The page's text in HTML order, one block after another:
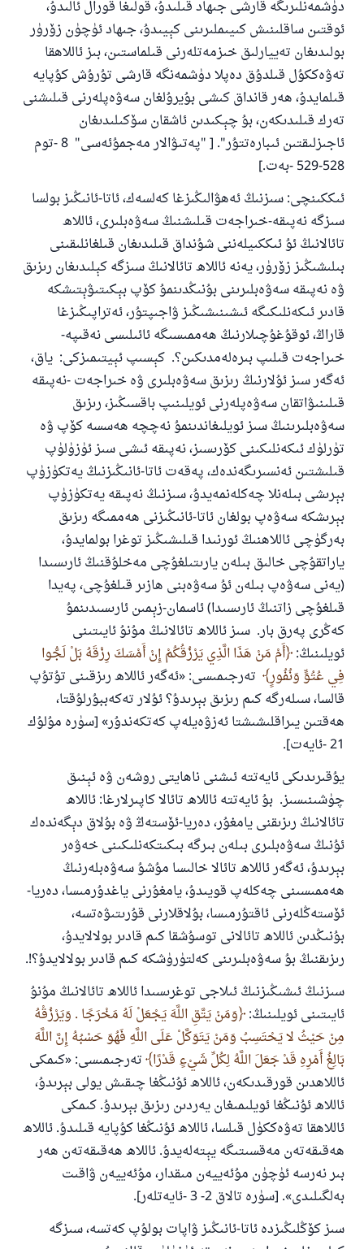
دۈشمەنلىرىگە قارشى جىھاد قىلىدۇ، قولىغا قورال ئالىدۇ،
ئوقتىن ساقلىنىش كىيىملىرىنى كېيىدۇ، جىھاد ئۈچۈن زۆرۈر
بولىدىغان تەييارلىق خىزمەتلەرنى قىلماستىن، بىز ئاللاھقا
تەۋەككۇل قىلدۇق دەپلا دۈشمەنگە قارشى تۇرۇش كۇپايە
قىلمايدۇ، ھەر قانداق كىشى بۇيرۇلغان سەۋەپلەرنى قىلىشنى
تەرك قىلىدىكەن، بۇ چېكىدىن ئاشقان سۆكىلىدىغان
ئاجىزلىقتىن ئىبارەتتۇر". [ "پەتىۋالار مەجمۇئەسى" 8 -توم
528-529 -بەت.]
ئىككىنچى: سىزنىڭ ئەھۋالىڭىزغا كەلسەك، ئاتا-ئانىڭىز بولسا
سىزگە نەپىقە-خىراجەت قىلىشنىڭ سەۋەبلىرى، ئاللاھ
تائالانىڭ ئۇ ئىككىيلەننى شۇنداق قىلىدىغان قىلغانلىقىنى
بىلىشىڭىز زۆرۈر، يەنە ئاللاھ تائالانىڭ سىزگە كېلىدىغان رىزىق
ۋە نەپىقە سەۋەبلىرىنى بۇنىڭدىنمۇ كۆپ بېكىتىۋېتىشكە
قادىر ئىكەنلىكىگە ئىشىنىشىڭىز ۋاجىپتۇر، ئەتراپىڭىزغا
قاراڭ، ئوقۇغۇچىلارنىڭ ھەممىسىگە ئائىلىسى نەقىپە-
خىراجەت قىلىپ بىرەلەمدىكىن؟. كېسىپ ئېيتىمىزكى: ياق،
ئەگەر سىز ئۇلارنىڭ رىزىق سەۋەبلىرى ۋە خىراجەت -نەپىقە
قىلىنىۋاتقان سەۋەپلەرنى ئويلىنىپ باقسىڭىز، رىزىق
سەۋەبلىرىنىڭ سىز ئويلىغاندىنمۇ نەچچە ھەسسە كۆپ ۋە
تۈرلۈك ئىكەنلىكىنى كۆرىسىز، نەپىقە ئىشى سىز ئۈزۈلۈپ
قىلىشتىن ئەنسىرىگەندەك، پەقەت ئاتا-ئانىڭىزنىڭ يەتكۈزۈپ
بېرىشى بىلەنلا چەكلەنمەيدۇ، سىزنىڭ نەپىقە يەتكۈزۈپ
بېرىشكە سەۋەپ بولغان ئاتا-ئانىڭىزنى ھەممىگە رىزىق
بەرگۈچى ئاللاھنىڭ ئورنىدا قىلىشىڭىز توغرا بولمايدۇ،
ياراتقۇچى خالىق بىلەن يارىتىلغۇچى مەخلۇقنىڭ ئارىسىدا
(يەنى سەۋەپ بىلەن ئۇ سەۋەبنى ھازىر قىلغۇچى، پەيدا
قىلغۇچى زاتنىڭ ئارىسىدا) ئاسمان-زېمىن ئارىسىدىنمۇ
كەڭرى پەرق بار. سىز ئاللاھ تائالانىڭ مۇنۇ ئايىتىنى
ئويلىنىڭ: أَمْ مَنْ هَذَا الَّذِي يَرْزُقُكُمْ إِنْ أَمْسَكَ رِزْقَهُ بَلْ لَجُّوا
فِي عُتُوٍّ وَنُفُورٍ تەرجىمىسى: «ئەگەر ئاللاھ رىزقىنى تۇتۇپ
قالسا، سىلەرگە كىم رىزىق بېرىدۇ؟ ئۇلار تەكەببۇرلۇقتا،
ھەقتىن يىراقلىشىشتا ئەزۋەيلەپ كەتكەندۇر» [سۈرە مۇلۇك
21 -ئايەت].
يۇقىرىدىكى ئايەتتە ئىشنى ناھايتى روشەن ۋە ئېنىق
چۈشىنىسىز. بۇ ئايەتتە ئاللاھ تائالا كاپىرلارغا: ئاللاھ
تائالانىڭ رىزىقنى يامغۇر، دەريا-ئۆستەڭ ۋە بۇلاق دېگەندەك
ئۇنىڭ سەۋەبلىرى بىلەن بىرگە بىكىتكەنلىكىنى خەۋەر
بېرىدۇ، ئەگەر ئاللاھ تائالا خالىسا مۇشۇ سەۋەبلەرنىڭ
ھەممىسىنى چەكلەپ قويىدۇ، يامغۇرنى ياغدۇرمىسا، دەريا-
ئۆستەڭلەرنى ئاقتۇرمىسا، بۇلاقلارنى قۇرىتىۋەتسە،
بۇنىڭدىن ئاللاھ تائالانى توسۇشقا كىم قادىر بولالايدۇ،
رىزىقنىڭ بۇ سەۋەبلىرىنى كەلتۈرۈشكە كىم قادىر بولالايدۇ؟!.
سىزنىڭ ئىشىڭىزنىڭ ئىلاجى توغرىسىدا ئاللاھ تائالانىڭ مۇنۇ
ئايىتىنى ئويلىنىڭ: وَمَنْ يَتَّقِ اللَّهَ يَجْعَلْ لَهُ مَخْرَجًا . وَيَرْزُقْهُ
مِنْ حَيْثُ لا يَحْتَسِبُ وَمَنْ يَتَوَكَّلْ عَلَى اللَّهِ فَهُوَ حَسْبُهُ إِنَّ اللَّهَ
بَالِغُ أَمْرِهِ قَدْ جَعَلَ اللَّهُ لِكُلِّ شَيْءٍ قَدْرًا تەرجىمىسى: «كىمكى
ئاللاھدىن قورقىدىكەن، ئاللاھ ئۇنىڭغا چىقىش يولى بېرىدۇ،
ئاللاھ ئۇنىڭغا ئويلىمىغان يەردىن رىزىق بېرىدۇ. كىمكى
ئاللاھقا تەۋەككۈل قىلسا، ئاللاھ ئۇنىڭغا كۇپايە قىلىدۇ. ئاللاھ
ھەقىقەتەن مەقسىتىگە يېتەلەيدۇ. ئاللاھ ھەقىقەتەن ھەر
بىر نەرسە ئۈچۈن مۇئەييەن مىقدار، مۇئەييەن ۋاقىت
بەلگىلىدى». [سۈرە تالاق 2- 3 -ئايەتلەر].
سىز كۆڭلىڭىزدە ئاتا-ئانىڭىز ۋاپات بولۇپ كەتسە، سىزگە
110845 - نومۇرلۇق سوئالنىڭ جاۋابى
ئائىلىنى ساقلاپ قالدى
ئۇممەتكە جاۋاپ بېرىشىمىزگە ياردەم قىلىڭ
پەيغەمبەرئەلەيھىسسالام مۇنداق دېگەن:
ياخشىلىققا باشلارپ قويغان كىشى قىلغۇچىغا
ئوخشاش ساۋاپقا ئېرىشىدۇ
مۇسلىم رىۋايەت قىلغان (1893) ھەدىس
ئىئائە